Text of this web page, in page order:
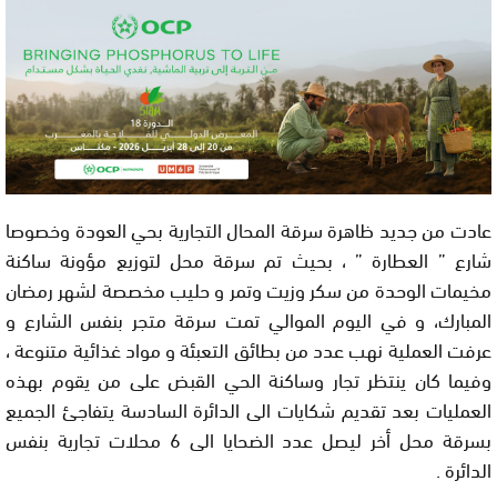
عادت من جديد ظاهرة سرقة المحال التجارية بحي العودة وخصوصا
شارع ” العطارة ” ، بحيث تم سرقة محل لتوزيع مؤونة ساكنة
مخيمات الوحدة من سكر وزيت وتمر و حليب مخصصة لشهر رمضان
المبارك، و في اليوم الموالي تمت سرقة متجر بنفس الشارع و
عرفت العملية نهب عدد من بطائق التعبئة و مواد غذائية متنوعة ،
وفيما كان ينتظر تجار وساكنة الحي القبض على من يقوم بهذه
العمليات بعد تقديم شكايات الى الدائرة السادسة يتفاجئ الجميع
بسرقة محل أخر ليصل عدد الضحايا الى 6 محلات تجارية بنفس
الدائرة .